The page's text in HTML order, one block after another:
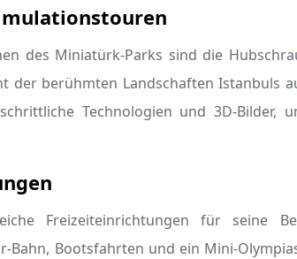
des Miniatürk-Parks sind die
der berühmten Landschaften Istanbuls
Technologien und 3D-Bilder,
Freizeiteinrichtungen für seine
Bahn, Bootsfahrten und ein Mini-